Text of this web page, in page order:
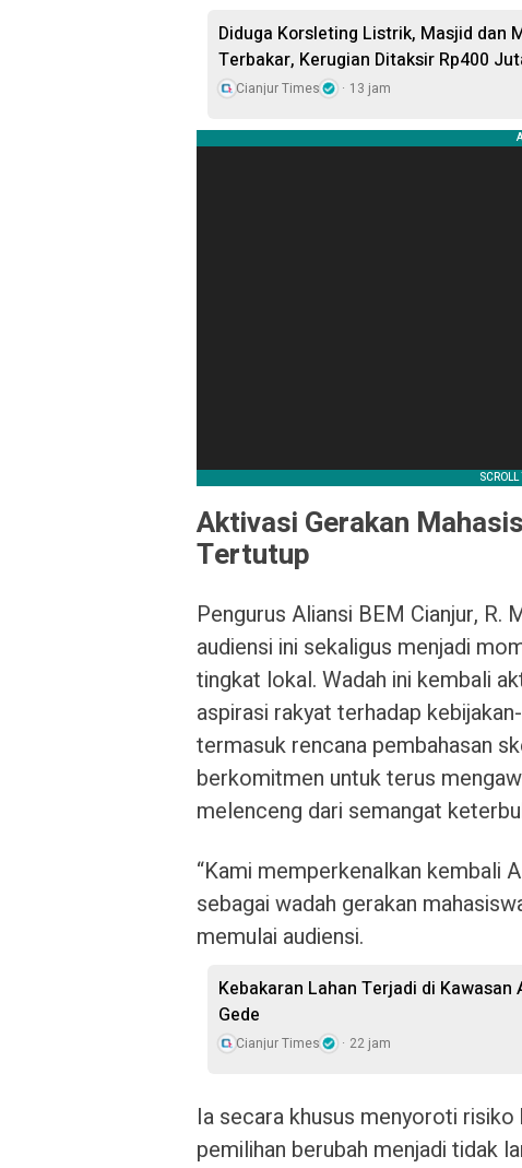
Diduga Korsleting Listrik, Masjid dan
Terbakar, Kerugian Ditaksir Rp400
Cianjur Times 13 jam
Aktivasi Gerakan
Tertutup
Pengurus Aliansi BEM Cianjur, R.
audiensi ini sekaligus menjadi
tingkat lokal. Wadah ini kembali
aspirasi rakyat terhadap
termasuk rencana pembahasan
berkomitmen untuk terus
melenceng dari semangat
“Kami memperkenalkan kembali
sebagai wadah gerakan
memulai audiensi.
Kebakaran Lahan Terjadi di
Gede
Cianjur Times 22 jam
Ia secara khusus menyoroti
pemilihan berubah menjadi tidak